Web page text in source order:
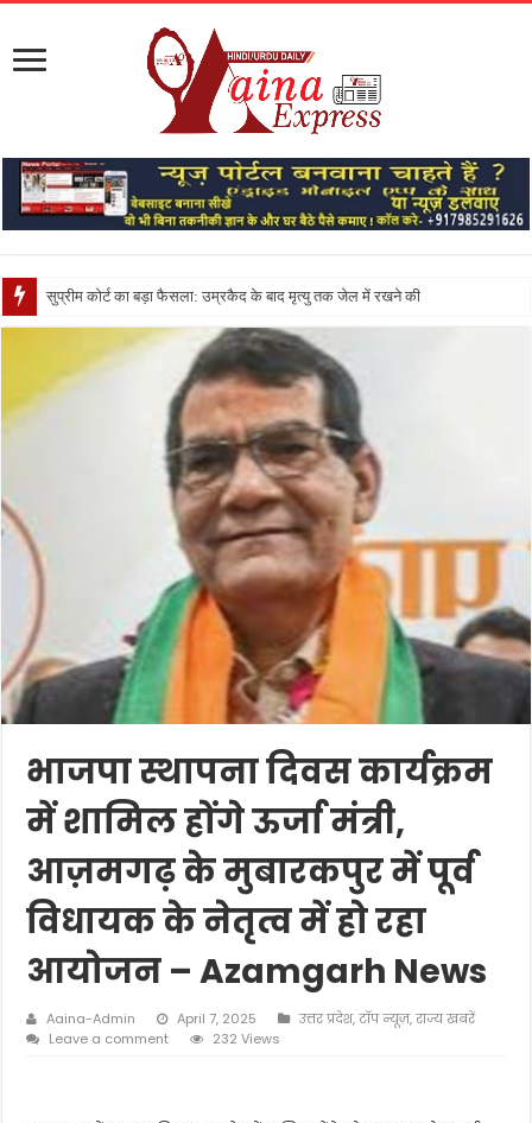
सुप्रीम कोर्ट का बड़ा फैसला: उम्रकैद के बाद मृत्यु तक जेल में रखने की सजा संविधान के अनुरूप
भाजपा स्थापना दिवस कार्यक्रम
में शामिल होंगे ऊर्जा मंत्री,
आज़मगढ़ के मुबारकपुर में पूर्व
विधायक के नेतृत्व में हो रहा
आयोजन – Azamgarh News
Aaina-Admin April 7, 2025 उत्तर प्रदेश,टॉप न्यूज़,राज्य खबरें
Leave a comment
232 Views